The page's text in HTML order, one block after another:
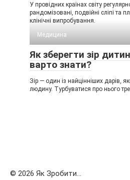
У провідних країнах світу
рандомізовані, подвійні сліпі та
клінічні випробування.
Медицина
Як зберегти зір
варто знати?
Зір — один із найцінніших дарів,
людину. Турбуватися про нього
© 2026 Як Зробити...